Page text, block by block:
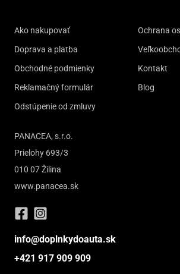
Ako nakupovať
Doprava a platba
Obchodné podmienky
Reklamačný formulár
Odstúpenie od zmluvy
Ochrana
Kontakt
Blog
PANACEA, s.r.o.
Prielohy 693/3
010 07 Žilina
www.panacea.sk
info@doplnkydoauta.sk
+421 917 909 909